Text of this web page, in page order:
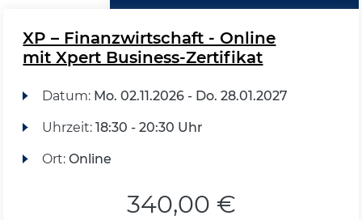
XP – Finanzwirtschaft - Online
mit Xpert Business-Zertifikat
Datum: Mo. 02.11.2026 - Do. 28.01.2027
Uhrzeit: 18:30 - 20:30 Uhr
Ort: Online
340,00 €